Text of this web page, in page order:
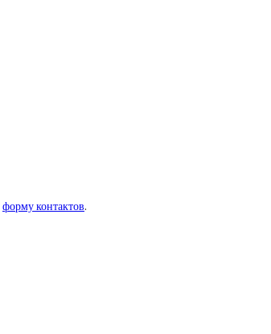
форму контактов.